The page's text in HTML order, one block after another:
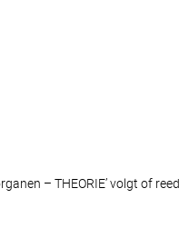
– THEORIE’ volgt of